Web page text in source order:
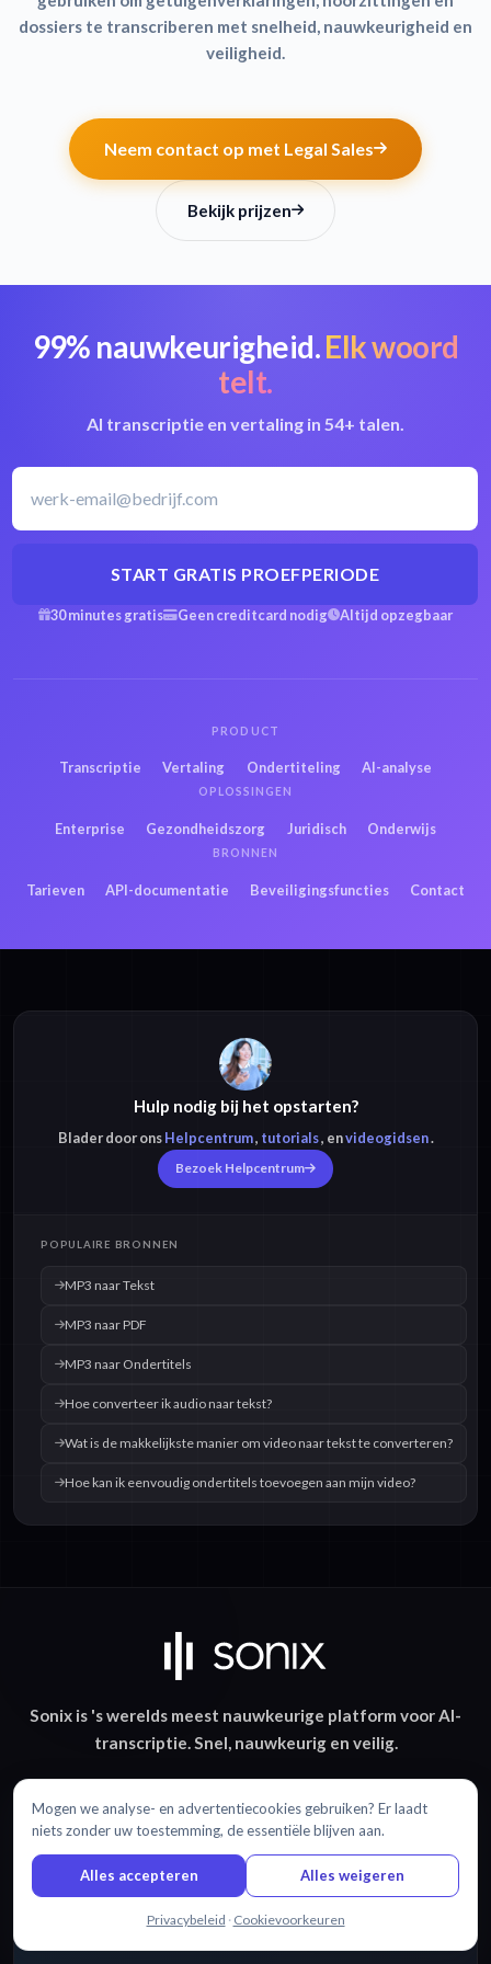
dossiers te transcriberen met snelheid, nauwkeurigheid en
veiligheid.
Neem contact op met Legal Sales
Bekijk prijzen
99% nauwkeurigheid.Elk woord
telt.
AI transcriptie en vertaling in 54+ talen.
START GRATIS PROEFPERIODE
30 minutes gratis Geen creditcard nodig Altijd opzegbaar
PRODUCT
Transcriptie Vertaling Ondertiteling AI-analyse
OPLOSSINGEN
Enterprise Gezondheidszorg Juridisch Onderwijs
BRONNEN
Tarieven API-documentatie Beveiligingsfuncties Contact
Hulp nodig bij het opstarten?
Blader door onsHelpcentrum, tutorials, envideogidsen.
Bezoek Helpcentrum
POPULAIRE BRONNEN
MP3 naar Tekst
MP3 naar PDF
MP3 naar Ondertitels
Hoe converteer ik audio naar tekst?
Wat is de makkelijkste manier om video naar tekst te converteren?
Hoe kan ik eenvoudig ondertitels toevoegen aan mijn video?
Sonix is 's werelds meest nauwkeurige platform voorAI-
transcriptie.Snel, nauwkeurigen veilig.
Mogen we analyse- en advertentiecookies gebruiken? Er laadt
niets zonder uw toestemming, de essentiële blijven aan.
Alles accepteren Alles weigeren
Privacybeleid · Cookievoorkeuren